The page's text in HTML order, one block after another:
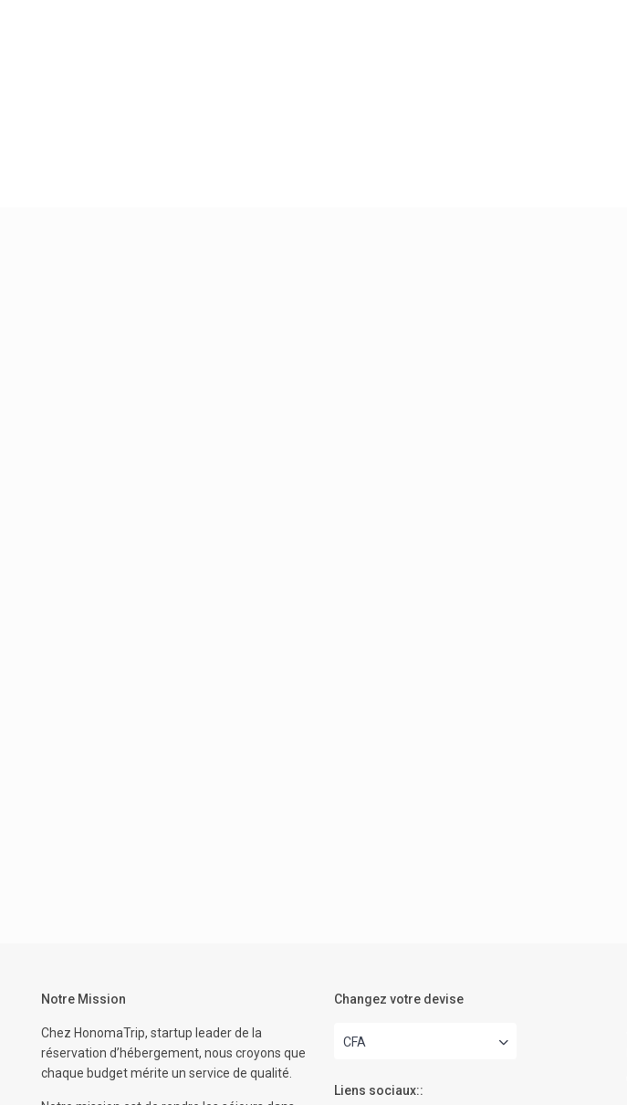
Notre Mission
Chez HonomaTrip, startup leader de la
réservation d’hébergement, nous croyons que
chaque budget mérite un service de qualité.
Changez votre devise
CFA
Liens sociaux::